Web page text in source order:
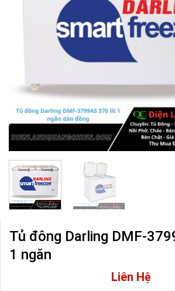
Tủ đông Darling DMF-
1 ngăn
Liên Hệ